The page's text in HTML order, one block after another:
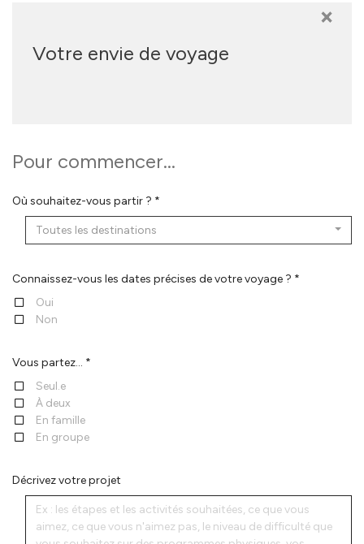
Votre envie de voyage
×
Pour commencer...
Où souhaitez-vous partir ? *
Toutes les destinations
Connaissez-vous les dates précises de votre voyage ? *
Oui
Non
Vous partez... *
Seul.e
À deux
En famille
En groupe
Décrivez votre projet